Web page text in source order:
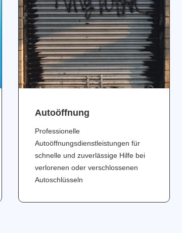
Аutoöffnung
Professionelle
Autoöffnungsdienstleistungen für
schnelle und zuverlässige Hilfe bei
verlorenen oder verschlossenen
Autoschlüsseln